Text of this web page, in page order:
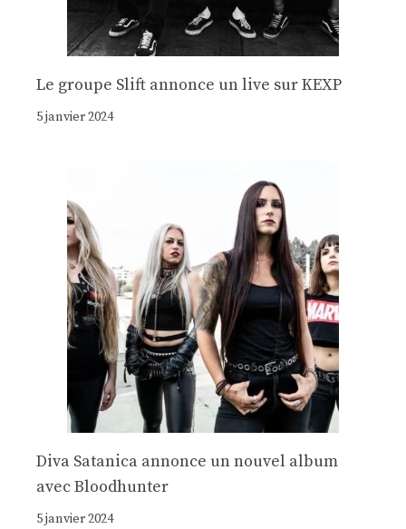
Le groupe Slift annonce un live sur KEXP
5 janvier 2024
Diva Satanica annonce un nouvel album
avec Bloodhunter
5 janvier 2024